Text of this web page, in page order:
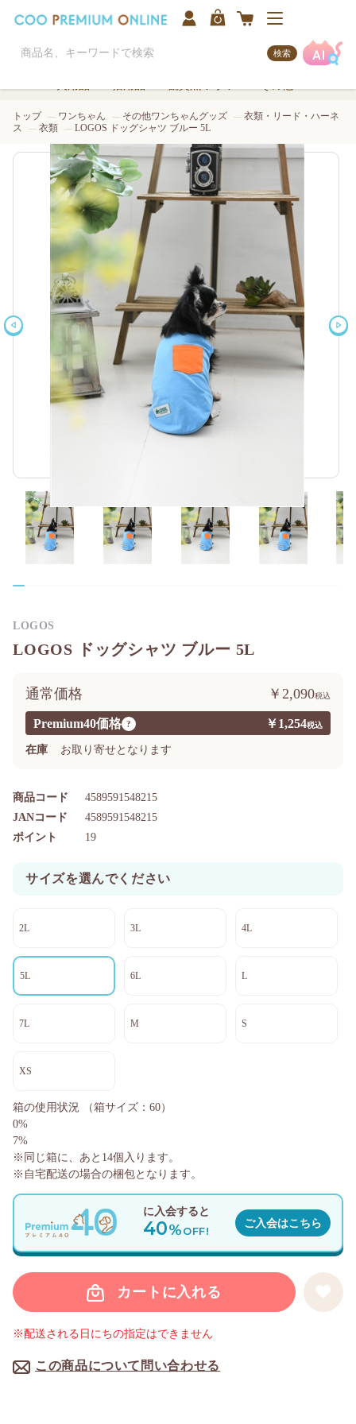
検索
トップ ワンちゃん その他ワンちゃんグッズ
衣類・リード・ハーネ
ス
衣類 LOGOS ドッグシャツ ブルー 5L
LOGOS ドッグシャツ ブルー 5L
Premium40価格 ? ￥1,254
通常価格 ￥2,090
在庫 お取り寄せとなります
商品コード 4589591548215
ポイント 19
JANコード 4589591548215
サイズを選んでください
2L 3L 4L
5L 6L L
7L M S
XS
カートに入れる
この商品について問い合わせる
LOGOS
※配送される日にちの指定はできません
に入会すると
40%OFF!
ご入会はこちら
箱の使用状況
（箱サイズ：60）
0%
7%
※同じ箱に、あと 14個入ります。
※自宅配送の場合の梱包となります。